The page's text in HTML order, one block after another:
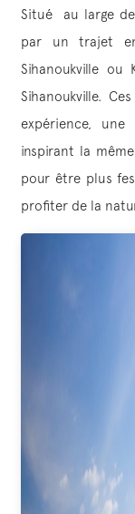
Situé au large de
par un trajet
Sihanoukville
Sihanoukville.
expérience,
inspirant la
pour être plus
profiter de la